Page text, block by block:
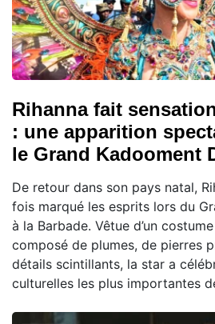
Rihanna fait
: une apparition
le Grand Kadooment
De retour dans son pays natal,
fois marqué les esprits lors du
à la Barbade. Vêtue d’un
composé de plumes, de pierres
détails scintillants, la star a
culturelles les plus importantes